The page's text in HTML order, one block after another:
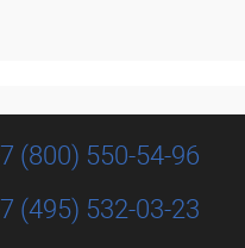
(800) 550-54-96
(495) 532-03-23